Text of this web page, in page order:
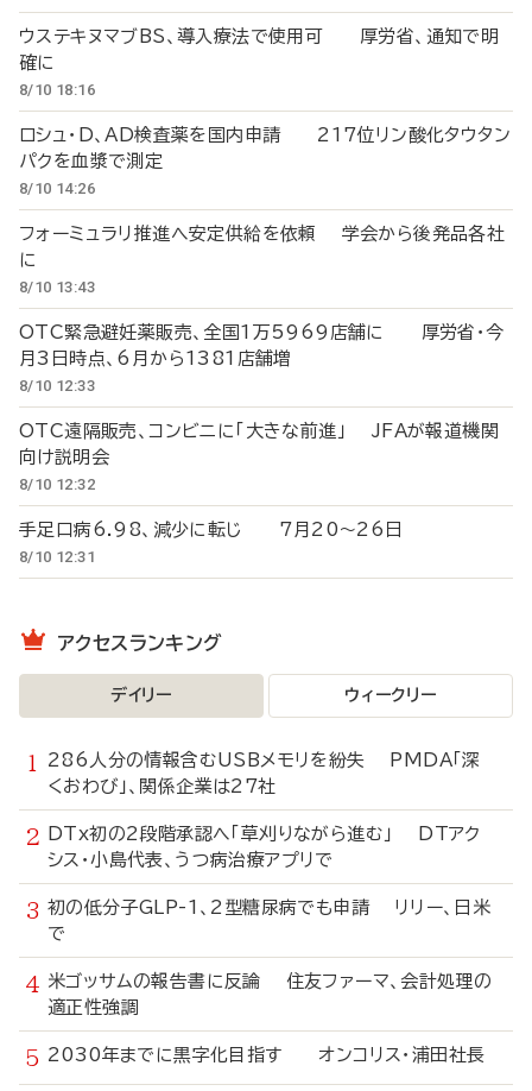
ウステキヌマブBS、導入療法で使用可 厚労省、通知で明
確に
8/10 18:16
ロシュ・D、AD検査薬を国内申請 217位リン酸化タウタン
パクを血漿で測定
8/10 14:26
フォーミュラリ推進へ安定供給を依頼 学会から後発品各社
に
8/10 13:43
OTC緊急避妊薬販売、全国1万5969店舗に 厚労省・今
月3日時点、6月から1381店舗増
8/10 12:33
OTC遠隔販売、コンビニに「大きな前進」 JFAが報道機関
向け説明会
8/10 12:32
手足口病6.98、減少に転じ 7月20～26日
8/10 12:31
アクセスランキング
デイリー ウィークリー
286人分の情報含むUSBメモリを紛失 PMDA「深
くおわび」、関係企業は27社
DTx初の2段階承認へ「草刈りながら進む」 DTアク
シス・小島代表、うつ病治療アプリで
初の低分子GLP-1、2型糖尿病でも申請 リリー、日米
で
米ゴッサムの報告書に反論 住友ファーマ、会計処理の
適正性強調
2030年までに黒字化目指す オンコリス・浦田社長